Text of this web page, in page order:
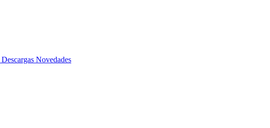
Descargas Novedades